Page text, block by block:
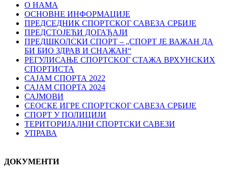
О НАМА
ОСНОВНЕ ИНФОРМАЦИЈЕ
ПРЕДСЕДНИК СПОРТСКОГ САВЕЗА СРБИЈЕ
ПРЕДСТОЈЕЋИ ДОГАЂАЈИ
ПРЕДШКОЛСКИ СПОРТ – „СПОРТ ЈЕ ВАЖАН ДА
БИ БИО ЗДРАВ И СНАЖАН“
РЕГУЛИСАЊЕ СПОРТСKОГ СТАЖА ВРХУНСKИХ
СПОРТИСТА
САЈАМ СПОРТА 2022
САЈАМ СПОРТА 2024
САЈМОВИ
СЕОСКЕ ИГРЕ СПОРТСКОГ САВЕЗА СРБИЈЕ
СПОРТ У ПОЛИЦИЈИ
ТЕРИТОРИЈАЛНИ СПОРТСКИ САВЕЗИ
УПРАВА
ДОКУМЕНТИ